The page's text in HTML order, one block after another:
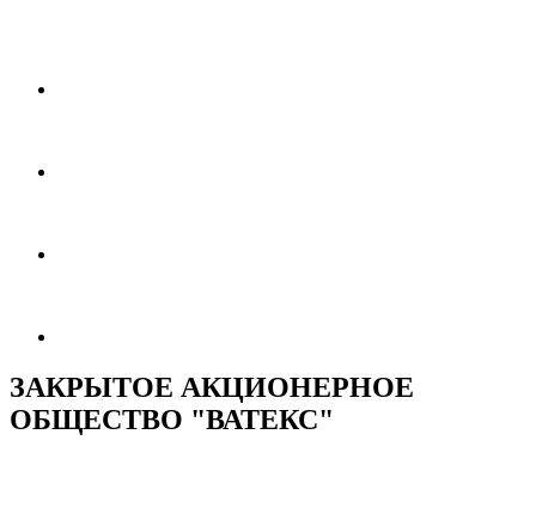
ЗАКРЫТОЕ АКЦИОНЕРНОЕ
ОБЩЕСТВО "ВАТЕКС"